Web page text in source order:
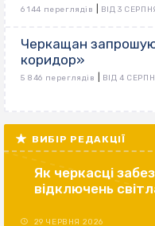
6 144 переглядів ВІД 3
Черкащан
коридор»
5 846 переглядів ВІД 4
ВИБІР РЕДАКЦІЇ
Як черкасці
відключень
29 ЧЕРВНЯ 2026